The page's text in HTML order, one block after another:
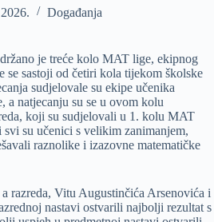
Događanja
je treće kolo MAT lige, ekipnog
se sastoji od četiri kola tijekom školske
sudjelovale su ekipe učenika
a natjecanju su se u ovom kolu
koji su sudjelovali u 1. kolu MAT
su učenici s velikim zanimanjem,
raznolike i izazovne matematičke
razreda, Vitu Augustinčića Arsenovića i
nastavi ostvarili najbolji rezultat s